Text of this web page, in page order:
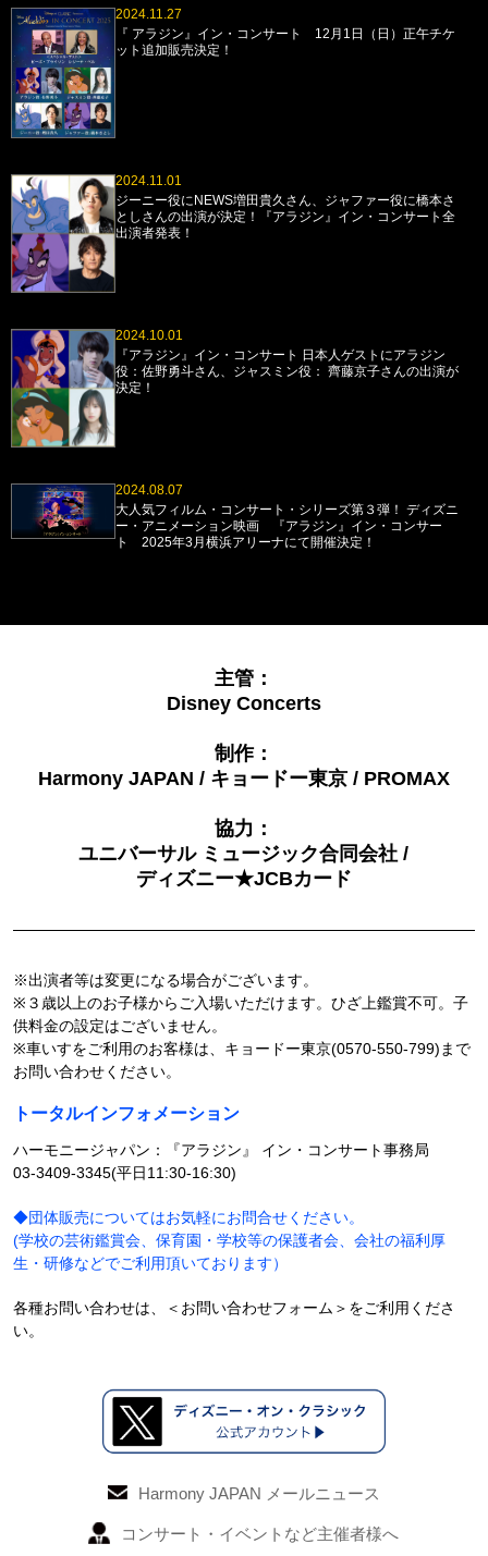
2024.11.27
『 アラジン』イン・コンサート 12月1日（日）正午チケ
ット追加販売決定！
2024.11.01
ジーニー役にNEWS増田貴久さん、ジャファー役に橋本さ
としさんの出演が決定！『アラジン』イン・コンサート全
出演者発表！
2024.10.01
『アラジン』イン・コンサート 日本人ゲストにアラジン
役：佐野勇斗さん、ジャスミン役： 齊藤京子さんの出演が
決定！
2024.08.07
大人気フィルム・コンサート・シリーズ第３弾！ ディズニ
ー・アニメーション映画 『アラジン』イン・コンサー
ト 2025年3月横浜アリーナにて開催決定！
主管：
Disney Concerts
制作：
Harmony JAPAN / キョードー東京 / PROMAX
協力：
ユニバーサル ミュージック合同会社 /
ディズニー★JCBカード
※出演者等は変更になる場合がございます。
※３歳以上のお子様からご入場いただけます。ひざ上鑑賞不可。子
供料金の設定はございません。
※車いすをご利用のお客様は、キョードー東京(0570-550-799)まで
お問い合わせください。
トータルインフォメーション
ハーモニージャパン：『アラジン』 イン・コンサート事務局
03-3409-3345(平日11:30-16:30)
◆団体販売についてはお気軽にお問合せください。
(学校の芸術鑑賞会、保育園・学校等の保護者会、会社の福利厚
生・研修などでご利用頂いております）
各種お問い合わせは、 ＜お問い合わせフォーム＞ をご利用くださ
い。
Harmony JAPAN メールニュース
コンサート・イベントなど主催者様へ